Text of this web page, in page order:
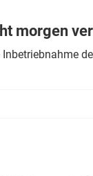
morgen